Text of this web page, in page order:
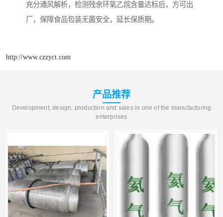
充分通风解析，检测残余环氧乙烷含量达标后，方可出
厂，保障食品包装无菌安全，延长保质期。
http://www.czzyct.com
产品推荐
Development, design, production and sales in one of the manufacturing
enterprises